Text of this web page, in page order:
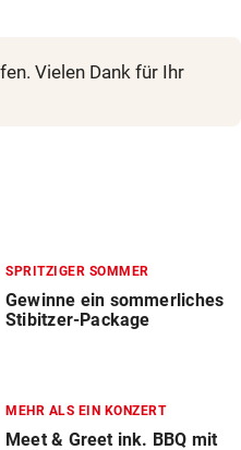
Vielen Dank für Ihr
SPRITZIGER SOMMER
Gewinne ein sommerliches
Stibitzer-Package
MEHR ALS EIN KONZERT
Meet & Greet ink. BBQ mit